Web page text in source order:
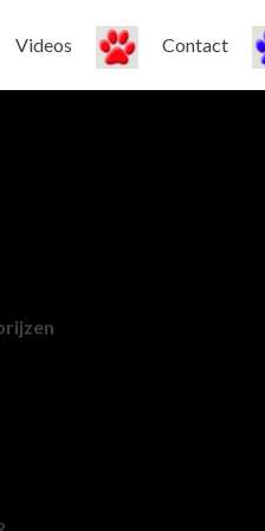
Videos Contact